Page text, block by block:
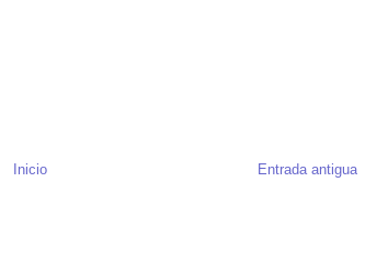
Entrada antigua
Inicio